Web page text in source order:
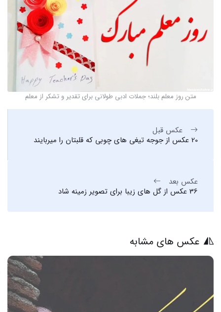
متن روز معلم بلند؛ جملات ادبی طولانی برای تقدیر و تشکر از معلم
عکس قبل
20 عکس از جوجه تیغی های چوبی که قلبتان را میربایند
عکس بعد
36 عکس از گل های زیبا برای تصویر زمینه شاد
عکس های مشابه